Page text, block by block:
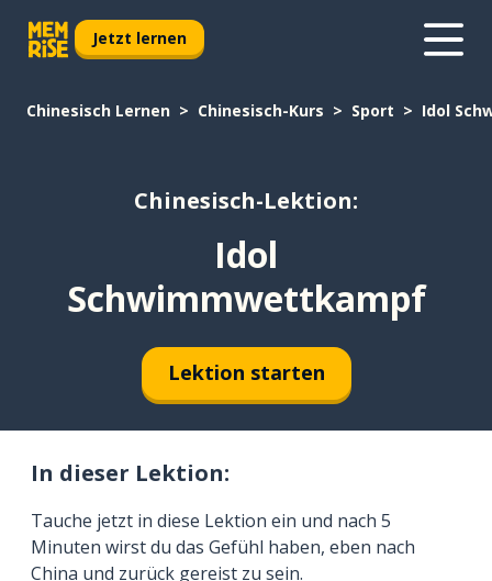
Jetzt lernen
Chinesisch Lernen Chinesisch-Kurs Sport Idol
Chinesisch-Lektion:
Idol
Schwimmwettkampf
Lektion starten
In dieser Lektion:
Tauche jetzt in diese Lektion ein und nach 5
Minuten wirst du das Gefühl haben, eben nach
China und zurück gereist zu sein.